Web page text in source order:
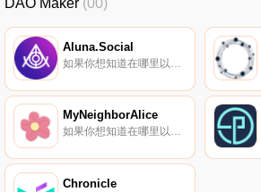
Aluna.Social
MyNeighborAlice
如果你想知道在哪里以当前价格购买MyNeighborAlice,目前交易{MyNeighborAlice]股票的顶级加密货币交易所是Binance、Deepcoin、CoinW、BTCEX和Bitrue。您可以在我们的加密货币交易所页面上找到其他列表.
Chronicle